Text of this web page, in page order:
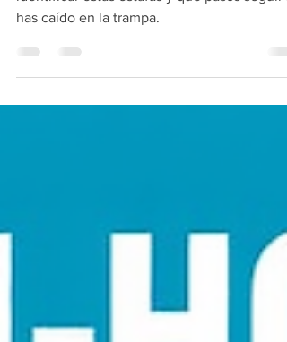
En este artículo, te explicaremos cómo
identificar estas estafas y qué pasos seguir